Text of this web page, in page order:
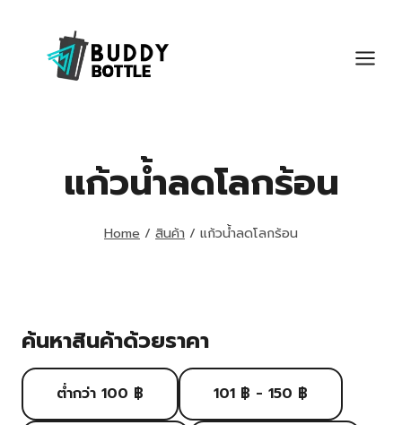
content
แก้วน้ำลดโลกร้อน
Home / สินค้า / แก้วน้ำลดโลกร้อน
ค้นหาสินค้าด้วยราคา
ต่ำกว่า 100 ฿ 101 ฿ - 150 ฿